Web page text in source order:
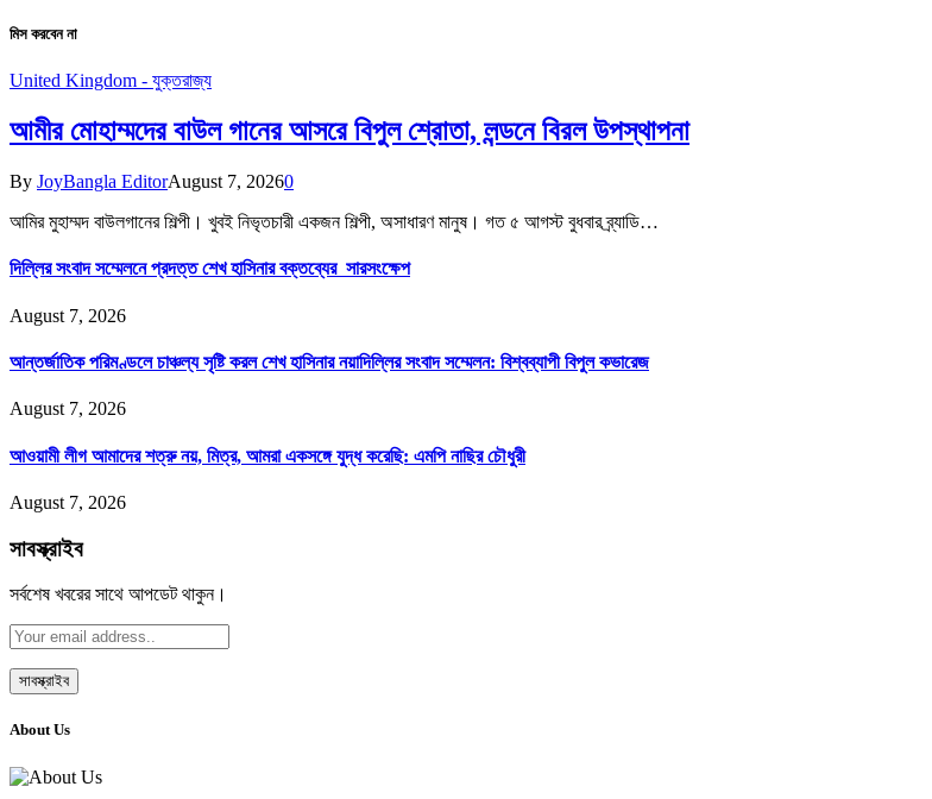
মিস করবেন না
United Kingdom - যুক্তরাজ্য
আমীর মোহাম্মদের বাউল গানের আসরে বিপুল শ্রোতা, লন্ডনে বিরল উপস্থাপনা
By JoyBangla EditorAugust 7, 20260
আমির মুহাম্মদ বাউলগানের শিল্পী। খুবই নিভৃতচারী একজন শিল্পী, অসাধারণ মানুষ। গত ৫ আগস্ট বুধবার ব্র্যাডি…
দিল্লির সংবাদ সম্মেলনে প্রদত্ত শেখ হাসিনার বক্তব্যের সারসংক্ষেপ
August 7, 2026
আন্তর্জাতিক পরিমণ্ডলে চাঞ্চল্য সৃষ্টি করল শেখ হাসিনার নয়াদিল্লির সংবাদ সম্মেলন: বিশ্বব্যাপী বিপুল কভারেজ
August 7, 2026
আওয়ামী লীগ আমাদের শত্রু নয়, মিত্র, আমরা একসঙ্গে যুদ্ধ করেছি: এমপি নাছির চৌধুরী
August 7, 2026
সাবস্ক্রাইব
সর্বশেষ খবরের সাথে আপডেট থাকুন।
About Us